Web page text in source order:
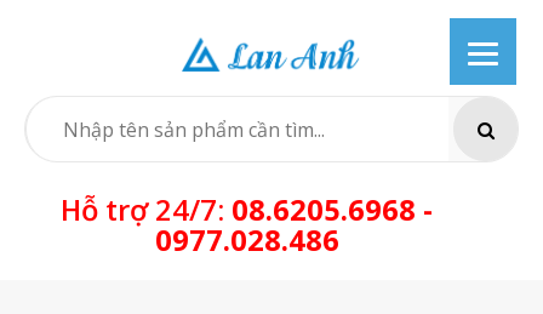
SEARCH
Hỗ trợ 24/7: 08.6205.6968 -
0977.028.486